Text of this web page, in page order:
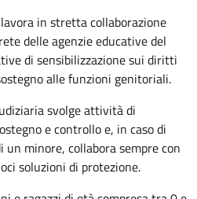
in stretta collaborazione
delle agenzie educative del
di sensibilizzazione sui diritti
alle funzioni genitoriali.
svolge attività di
e controllo e, in caso di
un minore, collabora sempre con
soluzioni di protezione.